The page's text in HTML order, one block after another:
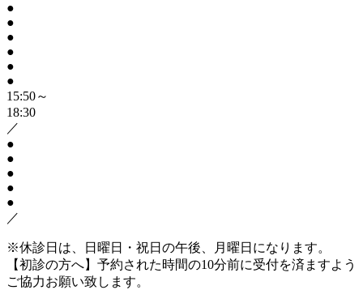
●
●
●
●
●
●
15:50～
18:30
／
●
●
●
●
●
／
※休診日は、日曜日・祝日の午後、月曜日になります。
【初診の方へ】予約された時間の10分前に受付を済ますよう
ご協力お願い致します。